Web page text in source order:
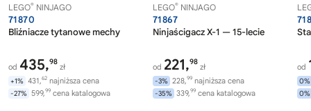
LEGO® NINJAGO
71870
Bliźniacze tytanowe mechy
od 435,98
zł
+1% 431,62 najniższa cena
-27% 599,99 cena katalogowa
LEGO® NINJAGO
71867
Ninjaścigacz X-1 — 15-lecie
od 221,98
zł
-3% 228,99 najniższa cena
-35% 339,99 cena katalogowa
od
0%
0%